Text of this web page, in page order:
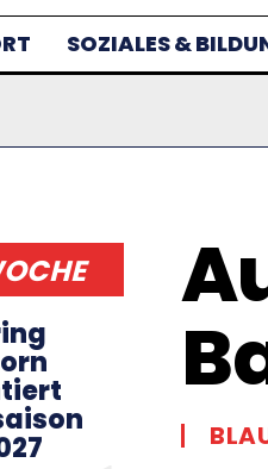
SOZIALES &